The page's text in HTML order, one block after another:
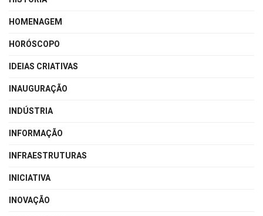
HOMENAGEM
HORÓSCOPO
IDEIAS CRIATIVAS
INAUGURAÇÃO
INDÚSTRIA
INFORMAÇÃO
INFRAESTRUTURAS
INICIATIVA
INOVAÇÃO